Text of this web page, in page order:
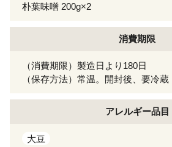
朴葉味噌 200g×2
消費期限
（消費期限）製造日より180日
（保存方法）常温。開封後、要冷蔵
アレルギー品目
大豆